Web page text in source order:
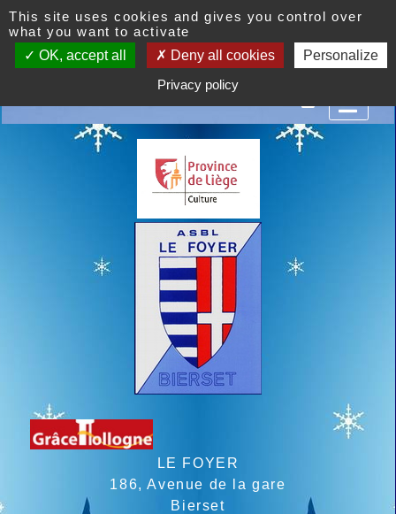
un centre d'agrément social et culturel. Venez
LE FOYER
186, Avenue de la gare
Bierset
This site uses cookies and gives you control over
what you want to activate
OK, accept all
Deny all cookies
Personalize
Privacy policy